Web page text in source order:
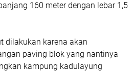
160 meter dengan lebar 1,5
dilakukan karena akan
paving blok yang nantinya
kampung kadulayung